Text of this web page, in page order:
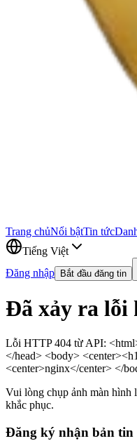
Trang chủNổi bậtTin tức
Tiếng Việt
Đăng nhập
Bắt đầu đăng tin
Đã xảy ra lỗi
Lỗi HTTP 404 từ API:
</head> <body>
<center>nginx</center> </
Vui lòng chụp ảnh màn hình
khắc phục.
Đăng ký nhận bản tin